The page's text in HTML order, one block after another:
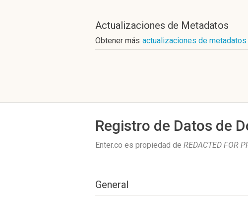
Actualizaciones de Metadatos
Obtener más actualizaciones de metadatos
Registro de Datos de
Enter.co es propiedad de REDACTED FOR
General